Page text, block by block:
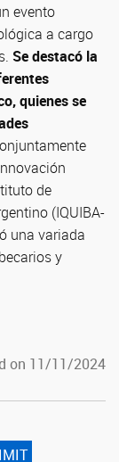
evento
a cargo
Se destacó la
quienes se
de
(IQUIBA-
una variada
y
on 11/11/2024
IMIT